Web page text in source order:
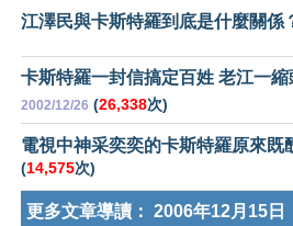
江澤民與卡斯特羅到底是什麼關係
卡斯特羅一封信搞定百姓 老江一縮
2002/12/26 (26,338次)
電視中神采奕奕的卡斯特羅原來既
(14,575次)
更多文章導讀： 2006年12月15日